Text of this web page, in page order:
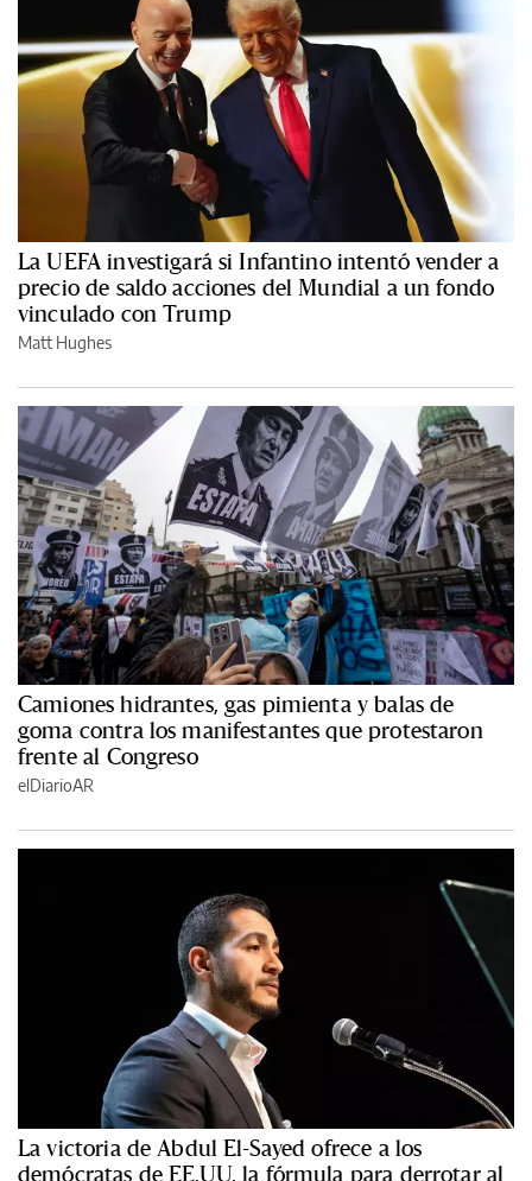
La UEFA investigará si Infantino intentó vender a
precio de saldo acciones del Mundial a un fondo
vinculado con Trump
Matt Hughes
Camiones hidrantes, gas pimienta y balas de
goma contra los manifestantes que protestaron
frente al Congreso
elDiarioAR
La victoria de Abdul El-Sayed ofrece a los
demócratas de EE.UU. la fórmula para derrotar al